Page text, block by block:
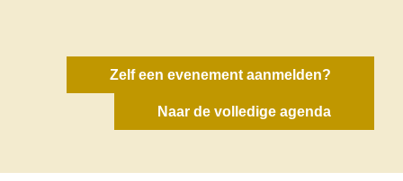
Zelf een evenement aanmelden?
Naar de volledige agenda